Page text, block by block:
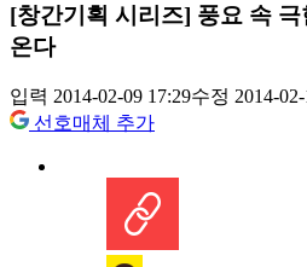
[창간기획 시리즈] 풍요 속 극
온다
입력 2014-02-09 17:29수정 2014-
선호매체 추가